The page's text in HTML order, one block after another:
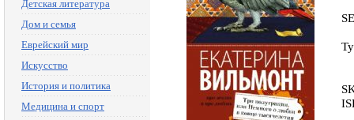
Детская литература
Дом и семья
Еврейский мир
Искусство
История и политика
Медицина и спорт